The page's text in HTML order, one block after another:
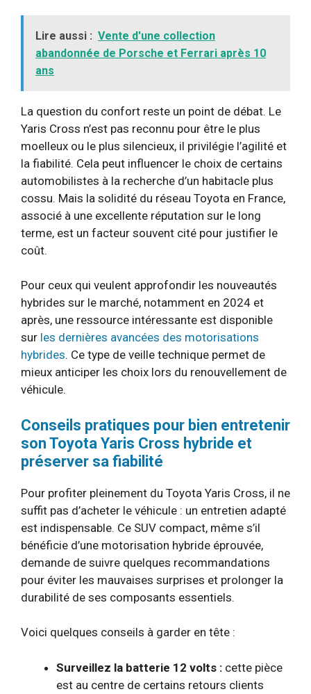
Lire aussi : Vente d'une collection
abandonnée de Porsche et Ferrari après 10
ans
La question du confort reste un point de débat. Le
Yaris Cross n’est pas reconnu pour être le plus
moelleux ou le plus silencieux, il privilégie l’agilité et
la fiabilité. Cela peut influencer le choix de certains
automobilistes à la recherche d’un habitacle plus
cossu. Mais la solidité du réseau Toyota en France,
associé à une excellente réputation sur le long
terme, est un facteur souvent cité pour justifier le
coût.
Pour ceux qui veulent approfondir les nouveautés
hybrides sur le marché, notamment en 2024 et
après, une ressource intéressante est disponible
sur les dernières avancées des motorisations
hybrides. Ce type de veille technique permet de
mieux anticiper les choix lors du renouvellement de
véhicule.
Conseils pratiques pour bien entretenir
son Toyota Yaris Cross hybride et
préserver sa fiabilité
Pour profiter pleinement du Toyota Yaris Cross, il ne
suffit pas d’acheter le véhicule : un entretien adapté
est indispensable. Ce SUV compact, même s’il
bénéficie d’une motorisation hybride éprouvée,
demande de suivre quelques recommandations
pour éviter les mauvaises surprises et prolonger la
durabilité de ses composants essentiels.
Voici quelques conseils à garder en tête :
Surveillez la batterie 12 volts : cette pièce
est au centre de certains retours clients